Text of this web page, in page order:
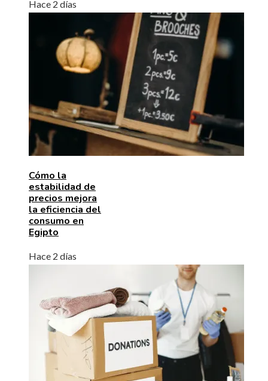
Hace 2 días
Cómo la
estabilidad de
precios mejora
la eficiencia del
consumo en
Egipto
Hace 2 días